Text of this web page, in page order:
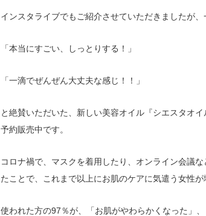
インスタライブでもご紹介させていただきましたが、
「本当にすごい、しっとりする！」
「一滴でぜんぜん大丈夫な感じ！！」
と絶賛いただいた、新しい美容オイル『シエスタオ
予約販売中です。
コロナ禍で、マスクを着用したり、オンライン会議
たことで、これまで以上にお肌のケアに気遣う女性が
使われた方の97％が、「お肌がやわらかくなった」